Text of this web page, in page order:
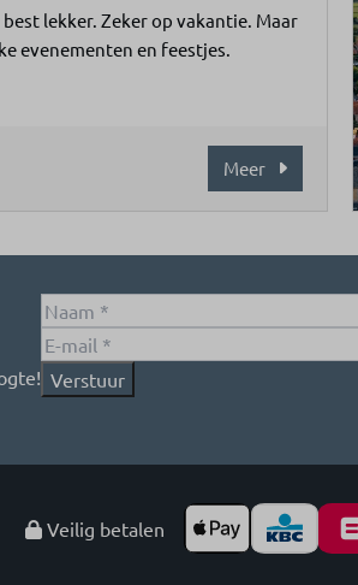
lekker. Zeker op vakantie. Maar
evenementen en feestjes.
Meer
Verstuur
Veilig betalen